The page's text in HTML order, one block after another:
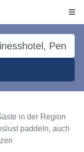
in der Region
paddeln, auch